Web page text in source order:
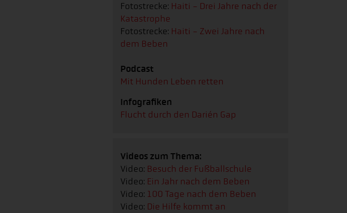
Fotostrecke: Haiti - Drei Jahre nach der
Katastrophe
Fotostrecke: Haiti - Zwei Jahre nach
dem Beben
Podcast
Mit Hunden Leben retten
Infografiken
Flucht durch den Darién Gap
Videos zum Thema:
Video: Besuch der Fußballschule
Video: Ein Jahr nach dem Beben
Video: 100 Tage nach dem Beben
Video: Die Hilfe kommt an